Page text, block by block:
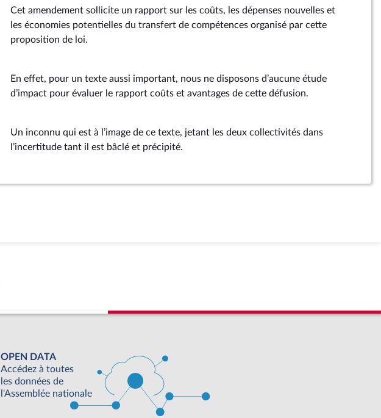
Cet amendement sollicite un rapport sur les coûts, les dépenses nouvelles et
les économies potentielles du transfert de compétences organisé par cette
proposition de loi.
En effet, pour un texte aussi important, nous ne disposons d’aucune étude
d’impact pour évaluer le rapport coûts et avantages de cette défusion.
Un inconnu qui est à l’image de ce texte, jetant les deux collectivités dans
l’incertitude tant il est bâclé et précipité.
OPEN DATA
Accédez à toutes
les données de
l'Assemblée nationale